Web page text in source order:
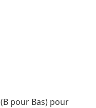
(B pour Bas) pour